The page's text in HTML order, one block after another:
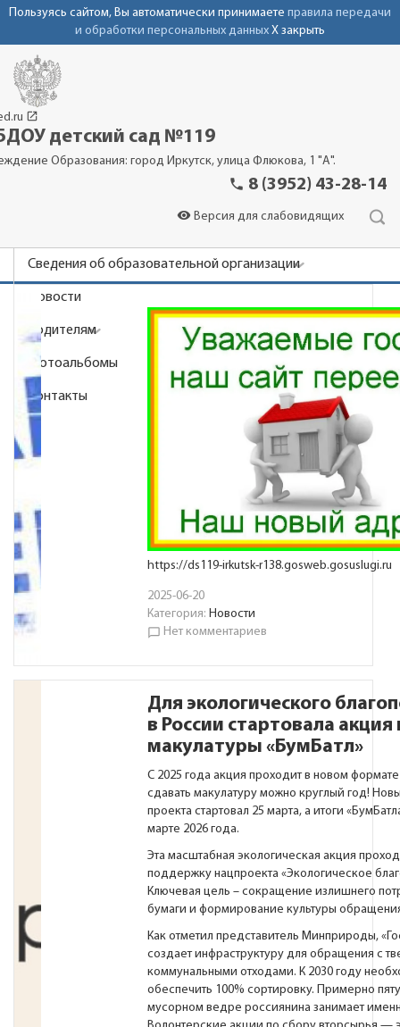
Пользуясь сайтом, Вы автоматически принимаете правила передачи
и обработки персональных данных X закрыть
launch
детский сад №119
Образования: город Иркутск, улица Флюкова, 1 "А".
phone 8 (3952) 43-28-14
visibility Версия для слабовидящих
Сведения об образовательной организации
Новости
Родителям
Фотоальбомы
Контакты
https://ds119-irkutsk-r138.gosweb.gosuslugi.ru
2025-06-20
Категория: Новости
chat_bubble_outline Нет комментариев
Для экологического
в России стартовала акция
макулатуры «БумБатл»
С 2025 года акция проходит в новом
сдавать макулатуру можно круглый год!
проекта стартовал 25 марта, а итоги
марте 2026 года.
Эта масштабная экологическая акция
поддержку нацпроекта «Экологическое
Ключевая цель – сокращение излишнего
бумаги и формирование культуры
Как отметил представитель Минприроды,
создает инфраструктуру для обращения с
коммунальными отходами. К 2030 году
обеспечить 100% сортировку. Примерно
мусорном ведре россиянина занимает